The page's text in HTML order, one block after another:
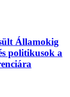
Államokig
politikusok a